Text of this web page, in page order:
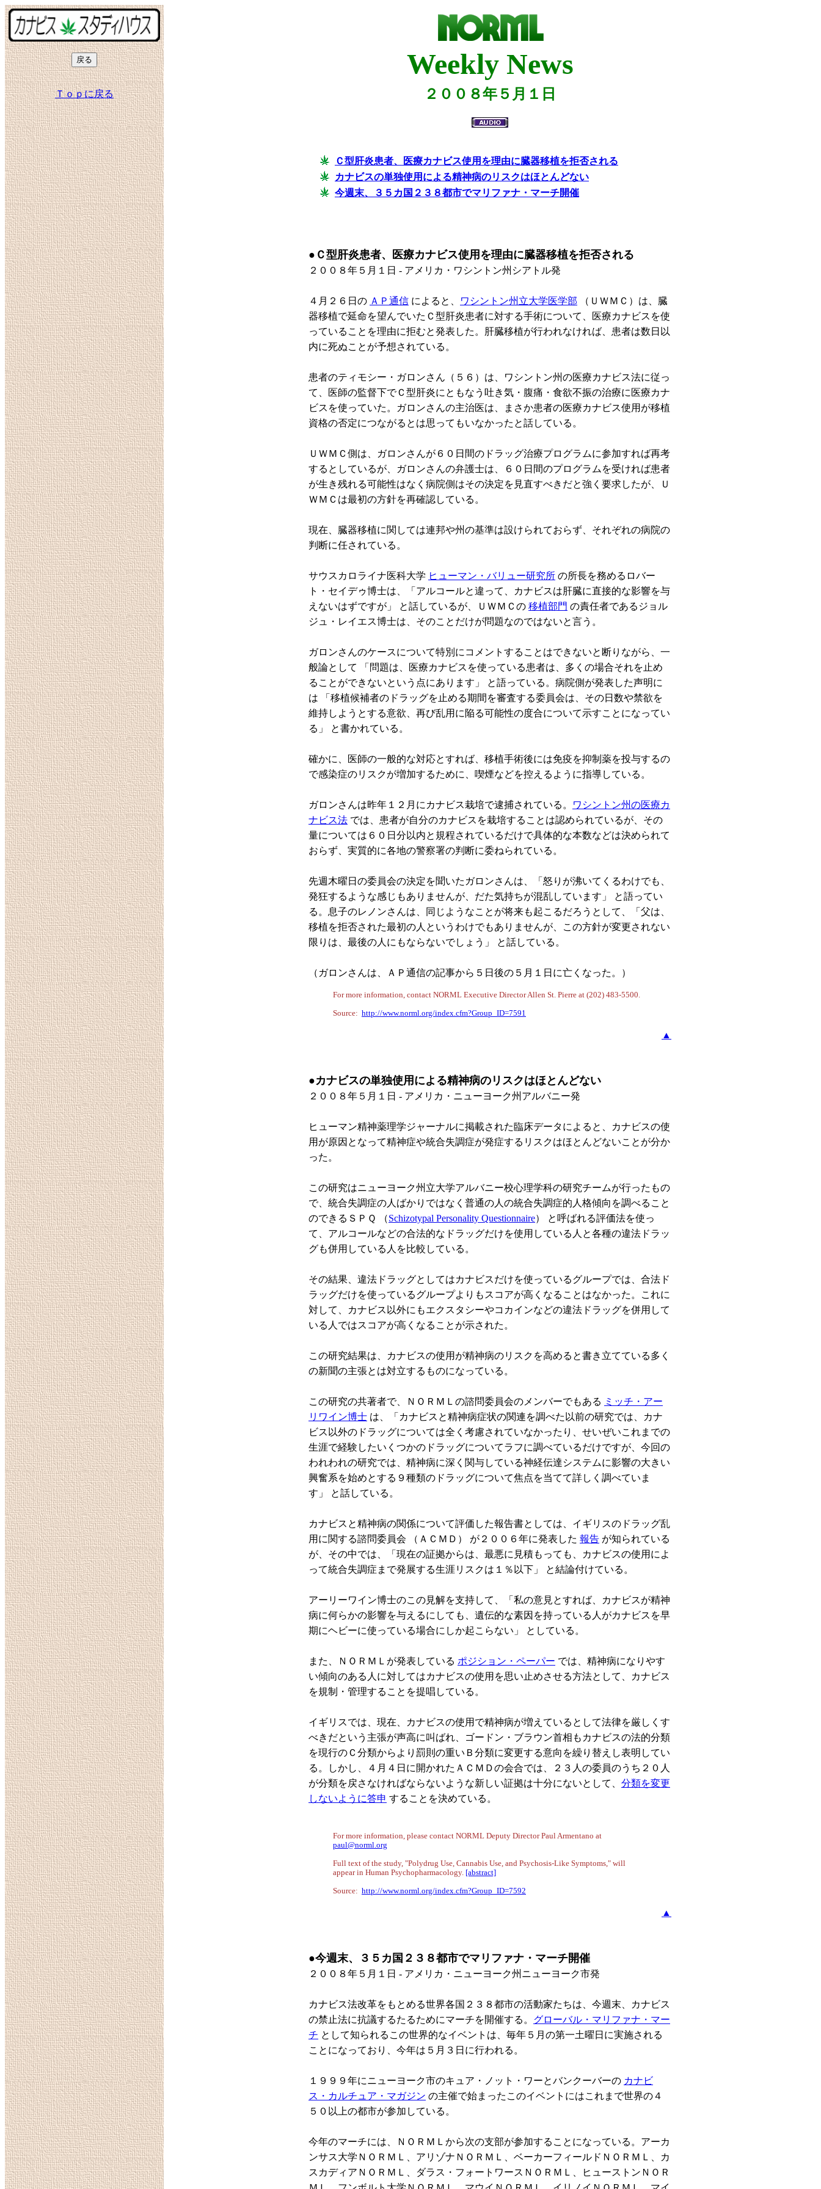
Ｔｏｐに戻る
Weekly News
２００８年５月１日
Ｃ型肝炎患者、医療カナビス使用を理由に臓器移植を拒否される
カナビスの単独使用による精神病のリスクはほとんどない
今週末、３５カ国２３８都市でマリファナ・マーチ開催
●Ｃ型肝炎患者、医療カナビス使用を理由に臓器移植を拒否される
２００８年５月１日 - アメリカ・ワシントン州シアトル発
４月２６日の ＡＰ通信 によると、 ワシントン州立大学医学部 （ＵＷＭＣ）は、臓
器移植で延命を望んでいたＣ型肝炎患者に対する手術について、医療カナビスを使
っていることを理由に拒むと発表した。肝臓移植が行われなければ、患者は数日以
内に死ぬことが予想されている。
患者のティモシー・ガロンさん（５６）は、ワシントン州の医療カナビス法に従っ
て、医師の監督下でＣ型肝炎にともなう吐き気・腹痛・食欲不振の治療に医療カナ
ビスを使っていた。ガロンさんの主治医は、まさか患者の医療カナビス使用が移植
資格の否定につながるとは思ってもいなかったと話している。
ＵＷＭＣ側は、ガロンさんが６０日間のドラッグ治療プログラムに参加すれば再考
するとしているが、ガロンさんの弁護士は、６０日間のプログラムを受ければ患者
が生き残れる可能性はなく病院側はその決定を見直すべきだと強く要求したが、Ｕ
ＷＭＣは最初の方針を再確認している。
現在、臓器移植に関しては連邦や州の基準は設けられておらず、それぞれの病院の
判断に任されている。
サウスカロライナ医科大学 ヒューマン・バリュー研究所 の所長を務めるロバー
ト・セイデゥ博士は、「アルコールと違って、カナビスは肝臓に直接的な影響を与
えないはずですが」 と話しているが、ＵＷＭＣの 移植部門 の責任者であるジョル
ジュ・レイエス博士は、そのことだけが問題なのではないと言う。
ガロンさんのケースについて特別にコメントすることはできないと断りながら、一
般論として 「問題は、医療カナビスを使っている患者は、多くの場合それを止め
ることができないという点にあります」 と語っている。病院側が発表した声明に
は 「移植候補者のドラッグを止める期間を審査する委員会は、その日数や禁欲を
維持しようとする意欲、再び乱用に陥る可能性の度合について示すことになってい
る」 と書かれている。
確かに、医師の一般的な対応とすれば、移植手術後には免疫を抑制薬を投与するの
で感染症のリスクが増加するために、喫煙などを控えるように指導している。
ガロンさんは昨年１２月にカナビス栽培で逮捕されている。
ワシントン州の医療カ
ナビス法 では、患者が自分のカナビスを栽培することは認められているが、その
量については６０日分以内と規程されているだけで具体的な本数などは決められて
おらず、実質的に各地の警察署の判断に委ねられている。
先週木曜日の委員会の決定を聞いたガロンさんは、「怒りが沸いてくるわけでも、
発狂するような感じもありませんが、だた気持ちが混乱しています」 と語ってい
る。息子のレノンさんは、同じようなことが将来も起こるだろうとして、「父は、
移植を拒否された最初の人というわけでもありませんが、この方針が変更されない
限りは、最後の人にもならないでしょう」 と話している。
（ガロンさんは、ＡＰ通信の記事から５日後の５月１日に亡くなった。）
For more information, contact NORML Executive Director Allen St. Pierre at (202) 483-5500.
Source: http://www.norml.org/index.cfm?Group_ID=7591
▲
●カナビスの単独使用による精神病のリスクはほとんどない
２００８年５月１日 - アメリカ・ニューヨーク州アルバニー発
ヒューマン精神薬理学ジャーナルに掲載された臨床データによると、カナビスの使
用が原因となって精神症や統合失調症が発症するリスクはほとんどないことが分か
った。
この研究はニューヨーク州立大学アルバニー校心理学科の研究チームが行ったもの
で、統合失調症の人ばかりではなく普通の人の統合失調症的人格傾向を調べること
のできるＳＰＱ （Schizotypal Personality Questionnaire） と呼ばれる評価法を使っ
て、アルコールなどの合法的なドラッグだけを使用している人と各種の違法ドラッ
グも併用している人を比較している。
その結果、違法ドラッグとしてはカナビスだけを使っているグループでは、合法ド
ラッグだけを使っているグループよりもスコアが高くなることはなかった。これに
対して、カナビス以外にもエクスタシーやコカインなどの違法ドラッグを併用して
いる人ではスコアが高くなることが示された。
この研究結果は、カナビスの使用が精神病のリスクを高めると書き立てている多く
の新聞の主張とは対立するものになっている。
この研究の共著者で、ＮＯＲＭＬの諮問委員会のメンバーでもある ミッチ・アー
リワイン博士 は、「カナビスと精神病症状の関連を調べた以前の研究では、カナ
ビス以外のドラッグについては全く考慮されていなかったり、せいぜいこれまでの
生涯で経験したいくつかのドラッグについてラフに調べているだけですが、今回の
われわれの研究では、精神病に深く関与している神経伝達システムに影響の大きい
興奮系を始めとする９種類のドラッグについて焦点を当てて詳しく調べていま
す」 と話している。
カナビスと精神病の関係について評価した報告書としては、イギリスのドラッグ乱
用に関する諮問委員会 （ＡＣＭＤ） が２００６年に発表した 報告 が知られている
が、その中では、「現在の証拠からは、最悪に見積もっても、カナビスの使用によ
って統合失調症まで発展する生涯リスクは１％以下」 と結論付けている。
アーリーワイン博士のこの見解を支持して、「私の意見とすれば、カナビスが精神
病に何らかの影響を与えるにしても、遺伝的な素因を持っている人がカナビスを早
期にヘビーに使っている場合にしか起こらない」 としている。
また、ＮＯＲＭＬが発表している ポジション・ペーパー では、精神病になりやす
い傾向のある人に対してはカナビスの使用を思い止めさせる方法として、カナビス
を規制・管理することを提唱している。
イギリスでは、現在、カナビスの使用で精神病が増えているとして法律を厳しくす
べきだという主張が声高に叫ばれ、ゴードン・ブラウン首相もカナビスの法的分類
を現行のＣ分類からより罰則の重いＢ分類に変更する意向を繰り替えし表明してい
る。しかし、４月４日に開かれたＡＣＭＤの会合では、２３人の委員のうち２０人
が分類を戻さなければならないような新しい証拠は十分にないとして、 分類を変更
しないように答申 することを決めている。
For more information, please contact NORML Deputy Director Paul Armentano at
paul@norml.org
Full text of the study, "Polydrug Use, Cannabis Use, and Psychosis-Like Symptoms," will
appear in Human Psychopharmacology. [abstract]
Source: http://www.norml.org/index.cfm?Group_ID=7592
▲
●今週末、３５カ国２３８都市でマリファナ・マーチ開催
２００８年５月１日 - アメリカ・ニューヨーク州ニューヨーク市発
カナビス法改革をもとめる世界各国２３８都市の活動家たちは、今週末、カナビス
の禁止法に抗議するたるためにマーチを開催する。 グローバル・マリファナ・マー
チ として知られるこの世界的なイベントは、毎年５月の第一土曜日に実施される
ことになっており、今年は５月３日に行われる。
１９９９年にニューヨーク市のキュア・ノット・ワーとバンクーバーの カナビ
ス・カルチュア・マガジン の主催で始まったこのイベントにはこれまで世界の４
５０以上の都市が参加している。
今年のマーチには、ＮＯＲＭＬから次の支部が参加することになっている。アーカ
ンサス大学ＮＯＲＭＬ、アリゾナＮＯＲＭＬ、ベーカーフィールドＮＯＲＭＬ、カ
スカディアＮＯＲＭＬ、ダラス・フォートワースＮＯＲＭＬ、ヒューストンＮＯＲ